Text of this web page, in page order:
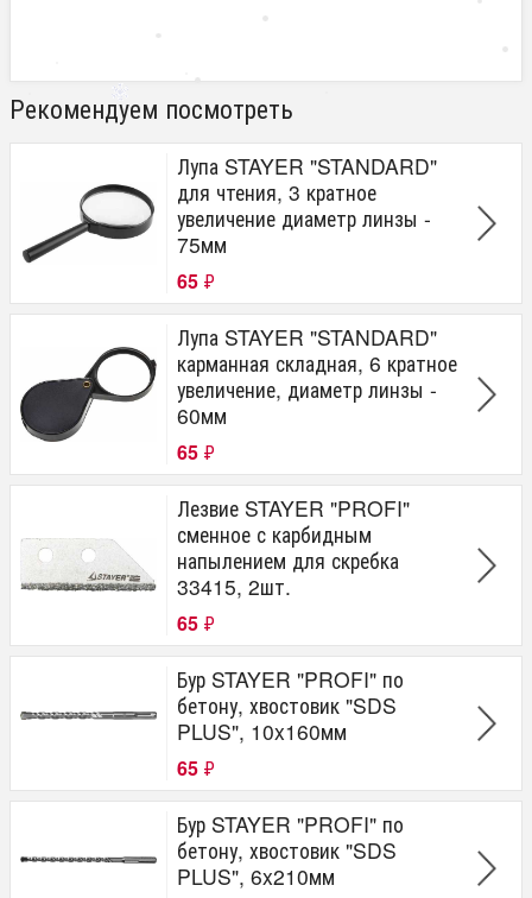
Рекомендуем посмотреть
Лупа STAYER "STANDARD"
для чтения, 3 кратное
увеличение диаметр линзы -
75мм
65 ₽
Лупа STAYER "STANDARD"
карманная складная, 6 кратное
увеличение, диаметр линзы -
60мм
65 ₽
Лезвие STAYER "PROFI"
сменное с карбидным
напылением для скребка
33415, 2шт.
65 ₽
Бур STAYER "PROFI" по
бетону, хвостовик "SDS
PLUS", 10x160мм
65 ₽
Бур STAYER "PROFI" по
бетону, хвостовик "SDS
PLUS", 6x210мм